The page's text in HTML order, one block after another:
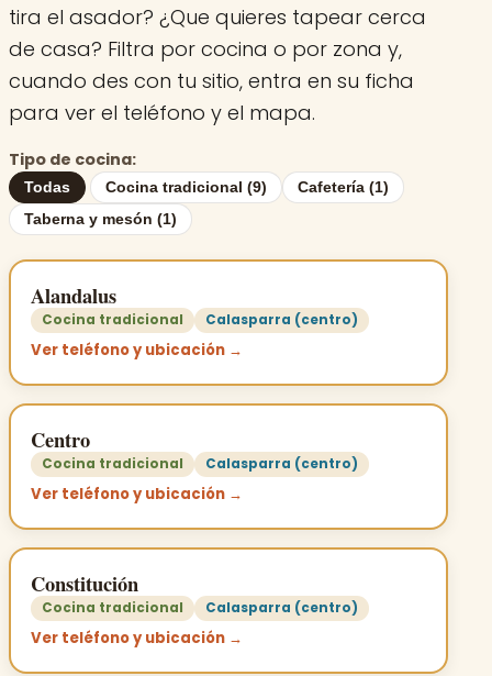
tira el asador? ¿Que quieres tapear cerca
de casa? Filtra por cocina o por zona y,
cuando des con tu sitio, entra en su ficha
para ver el teléfono y el mapa.
Tipo de cocina:
Todas Cocina tradicional (9)
Cafetería (1)
Taberna y mesón (1)
Alandalus
Cocina tradicional Calasparra (centro)
Ver teléfono y ubicación →
Centro
Cocina tradicional Calasparra (centro)
Ver teléfono y ubicación →
Constitución
Cocina tradicional Calasparra (centro)
Ver teléfono y ubicación →